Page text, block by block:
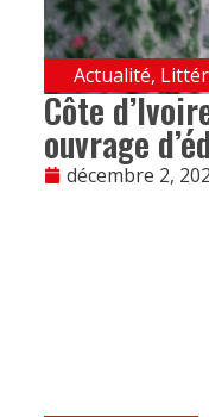
Actualité,
Côte
ouvrage
décembre 2,